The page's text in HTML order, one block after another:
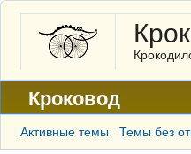
Кроковод
Форум
Активные темы Темы без